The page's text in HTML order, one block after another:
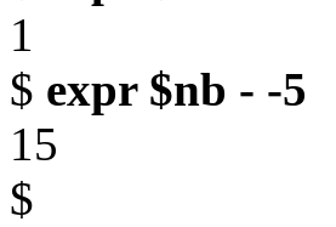
1
$ expr $nb - -5
15
$